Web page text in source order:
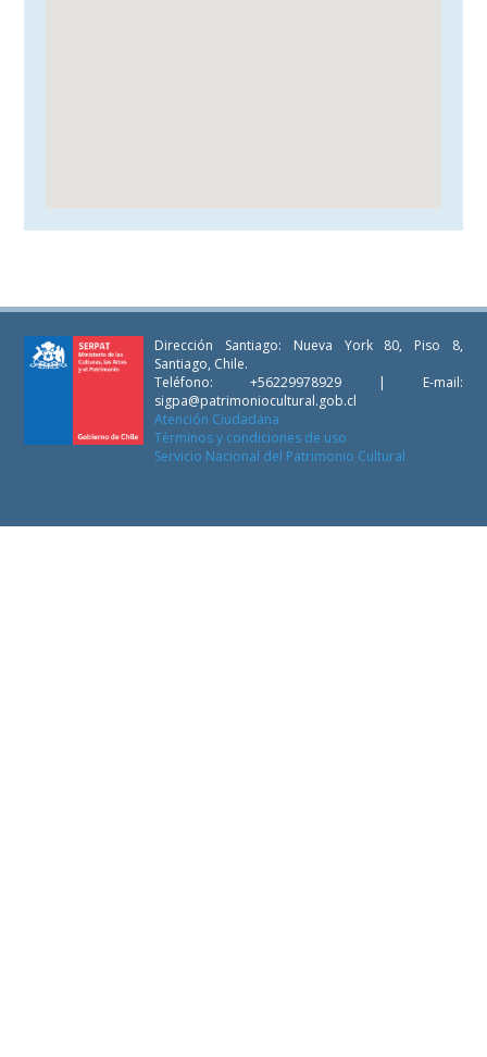
Dirección Santiago: Nueva York 80, Piso 8,
Santiago, Chile.
Teléfono: +56229978929 | E-mail:
sigpa@patrimoniocultural.gob.cl
Atención Ciudadana
Términos y condiciones de uso
Servicio Nacional del Patrimonio Cultural